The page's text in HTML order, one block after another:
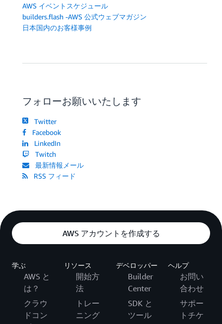
AWS イベントスケジュール
builders.flash -AWS 公式ウェブマガジン
日本国内のお客様事例
フォローお願いいたします
Twitter
Facebook
LinkedIn
Twitch
最新情報メール
RSS フィード
AWS アカウントを作成する
学ぶ
AWS と
は？
クラウ
ドコン
リソース
開始方
法
トレー
ニング
デベロッパー
Builder
Center
SDK と
ツール
ヘルプ
お問い
合わせ
サポー
トチケ